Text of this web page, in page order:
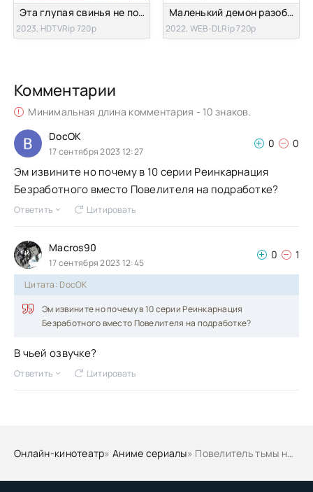
Эта глупая свинья не понимает мечту девочки-зайки!
2023, HDTVRip 720p
Маленький демон разоблачён!
2022, WEB-DLRip 720p
Комментарии
Минимальная длина комментария - 10 знаков.
DocOK
17 сентября 2023 12:27
0 0
Эм извините но почему в 10 серии Реинкарнация
Безработного вместо Повелителя на подработке?
Ответить Цитировать
Macros90
17 сентября 2023 12:45
0 1
Цитата: DocOK
Эм извините но почему в 10 серии Реинкарнация
Безработного вместо Повелителя на подработке?
В чьей озвучке?
Ответить Цитировать
Онлайн-кинотеатр»Аниме сериалы» Повелитель тьмы на подработке! 3 Сезон